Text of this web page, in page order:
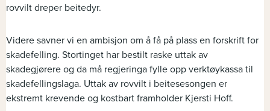
rovvilt dreper beitedyr.
Videre savner vi en ambisjon om å få på plass en forskrift for
skadefelling. Stortinget har bestilt raske uttak av
skadegjørere og da må regjeringa fylle opp verktøykassa til
skadefellingslaga. Uttak av rovvilt i beitesesongen er
ekstremt krevende og kostbart framholder Kjersti Hoff.